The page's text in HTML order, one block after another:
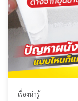
เรื่องน่ารู้